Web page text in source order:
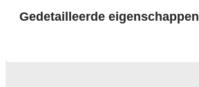
Gedetailleerde eigenschappen